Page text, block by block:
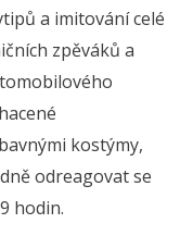
a imitování celé
zpěváků a
kostýmy,
odreagovat se
hodin.